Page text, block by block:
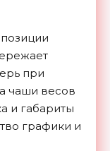
при
чаши весов
и габариты
графики и